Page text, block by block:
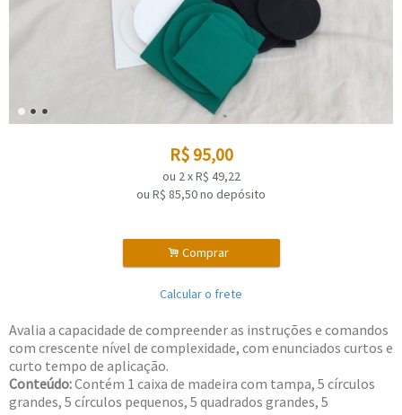
R$ 95,00
ou 2xR$ 49,22
ou R$ 85,50no depósito
. Comprar
Calcular o frete
Avalia a capacidade de compreender as instruções e comandos
com crescente nível de complexidade, com enunciados curtos e
curto tempo de aplicação.
Conteúdo:Contém 1 caixa de madeira com tampa, 5 círculos
grandes, 5 círculos pequenos, 5 quadrados grandes, 5